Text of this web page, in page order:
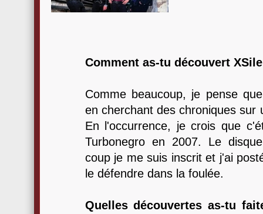
Comment as-tu découvert
Comme beaucoup, je pense
en cherchant des chroniques
En l'occurrence, je crois que
Turbonegro en 2007. Le
coup je me suis inscrit et j'ai
le défendre dans la foulée.
Quelles découvertes as-tu